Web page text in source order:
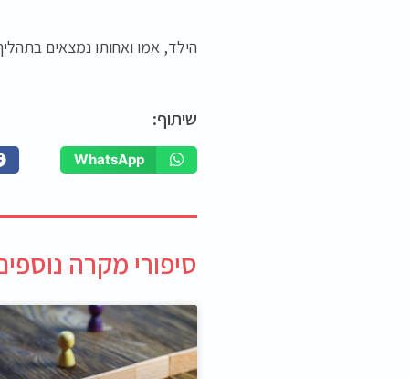
הילד, אמו ואחותו נמצאים
שיתוף:
WhatsApp
סיפורי מקרה